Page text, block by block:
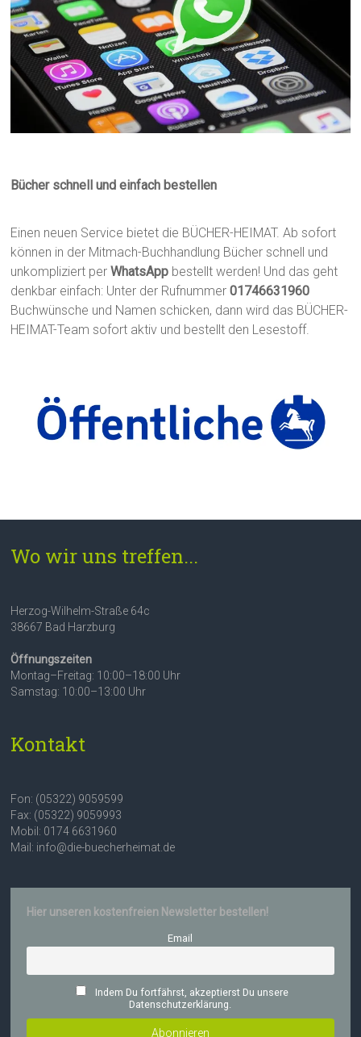
Bücher schnell und einfach bestellen
Einen neuen Service bietet die BÜCHER-HEIMAT. Ab sofort
können in der Mitmach-Buchhandlung Bücher schnell und
unkompliziert perWhatsApp bestellt werden! Und das geht
denkbar einfach: Unter der Rufnummer01746631960
Buchwünsche und Namen schicken, dann wird das BÜCHER-
HEIMAT-Team sofort aktiv und bestellt den Lesestoff.
Wo wir uns treffen...
Herzog-Wilhelm-Straße 64c
38667 Bad Harzburg
Öffnungszeiten
Montag–Freitag: 10:00–18:00 Uhr
Samstag: 10:00–13:00 Uhr
Kontakt
Fon: (05322) 9059599
Fax: (05322) 9059993
Mobil: 0174 6631960
Mail: info@die-buecherheimat.de
Hier unseren kostenfreien Newsletter bestellen!
Email
Indem Du fortfährst, akzeptierst Du unsere
Datenschutzerklärung.